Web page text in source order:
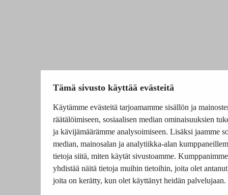
Tämä sivusto käyttää evästeitä
Käytämme evästeitä tarjoamamme sisällön ja
räätälöimiseen, sosiaalisen median ominaisuuksien
ja kävijämäärämme analysoimiseen. Lisäksi jaamme
median, mainosalan ja analytiikka-alan
tietoja siitä, miten käytät sivustoamme.
yhdistää näitä tietoja muihin tietoihin, joita olet
joita on kerätty, kun olet käyttänyt heidän palvelujaan.